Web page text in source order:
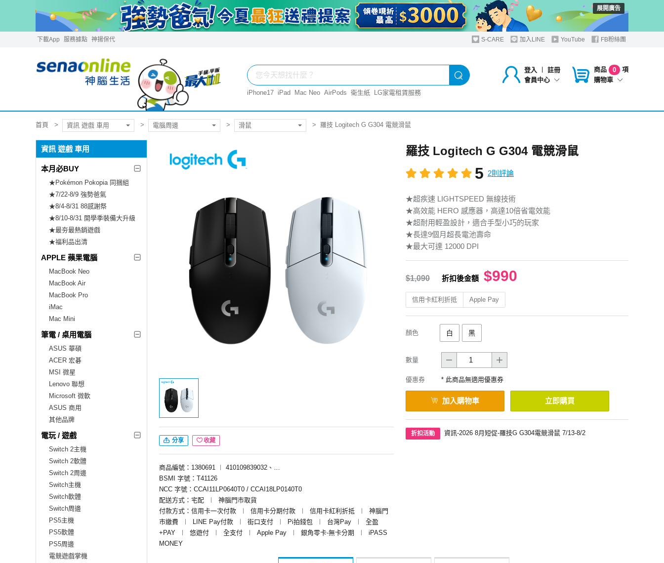
展開廣告
下載App 服務據點 神揚保代 S-CARE 加入LINE YouTube FB粉絲團
登入 ︱
註冊
會員中心
商品 0
項
購物車
iPhone17 iPad Mac Neo AirPods 衛生紙 LG家電租賃服務
首頁 資訊 遊戲 車用 電腦周邊 滑鼠 羅技 Logitech G G304 電競滑鼠
資訊 遊戲 車用
本月必BUY
★Pokémon Pokopia 同捆組
★7/22-8/9 強勢爸氣
★8/4-8/31 88感謝祭
★8/10-8/31 開學季裝備大升級
★最夯最熱銷遊戲
★福利品出清
APPLE 蘋果電腦
MacBook Neo
MacBook Air
MacBook Pro
iMac
Mac Mini
筆電 / 桌用電腦
ASUS 華碩
ACER 宏碁
MSI 微星
Lenovo 聯想
Microsoft 微軟
ASUS 商用
其他品牌
電玩 / 遊戲
Switch 2主機
Switch 2軟體
Switch 2周邊
Switch主機
Switch軟體
Switch周邊
PS5主機
PS5軟體
PS5周邊
電競遊戲掌機
分享 收藏
商品編號：1380691 ︱
BSMI 字號：T41126
NCC 字號：CCAI11LP0640T0 / CCAI18LP0140T0
配送方式：宅配
︱
神腦門市取貨
付款方式：信用卡一次付款
︱ 信用卡分期付款 ︱ 信用卡紅利折抵 ︱
神腦門
市繳費
︱ LINE Pay付款 ︱ 街口支付 ︱ Pi拍錢包 ︱ 台灣Pay ︱
全盈
+PAY
︱ 悠遊付 ︱ 全支付 ︱ Apple Pay ︱ 銀角零卡-無卡分期 ︱
iPASS
MONEY
羅技 Logitech G G304 電競滑鼠
5 2則評論
★超疾速 LIGHTSPEED 無線技術
★高效能 HERO 感應器，高達10倍省電效能
★超耐用輕盈設計，適合手型小巧的玩家
★長達9個月超長電池壽命
★最大可達 12000 DPI
$1,090 折扣後金額 $990
信用卡紅利折抵 Apple Pay
顏色 白 黑
數量
優惠券 * 此商品無適用優惠券
加入購物車 立即購買
折扣活動 資訊-2026 8月短促-羅技G G304電競滑鼠 7/13-8/2